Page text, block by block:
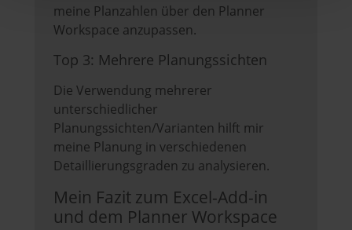
meine Planzahlen über den Planner
Workspace anzupassen.
Top 3: Mehrere Planungssichten
Die Verwendung mehrerer
unterschiedlicher
Planungssichten/Varianten hilft mir
meine Planung in verschiedenen
Detaillierungsgraden zu analysieren.
Mein Fazit zum Excel-Add-in
und dem Planner Workspace